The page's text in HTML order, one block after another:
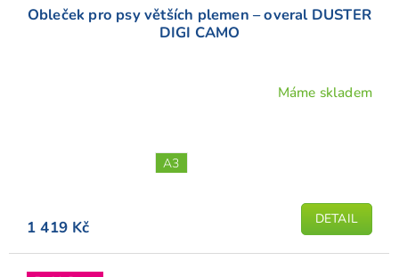
Obleček pro psy větších plemen – overal DUSTER
DIGI CAMO
Máme skladem
1 419 Kč DETAIL
A3